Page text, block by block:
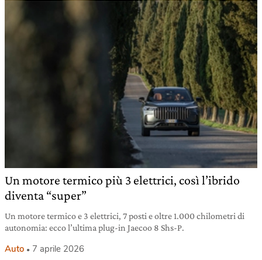
Un motore termico più 3 elettrici, così l’ibrido
diventa “super”
Un motore termico e 3 elettrici, 7 posti e oltre 1.000 chilometri di
autonomia: ecco l’ultima plug-in Jaecoo 8 Shs-P.
Auto 7 aprile 2026